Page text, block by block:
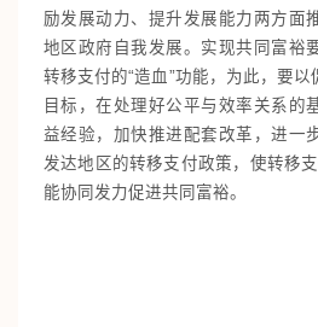
励发展动力、提升发展能力两方面
地区政府自我发展。实现共同富裕
转移支付的“造血”功能，为此，要
目标，在处理好公平与效率关系的
益经验，加快推进配套改革，进一
发达地区的转移支付政策，使转移支
能协同发力促进共同富裕。